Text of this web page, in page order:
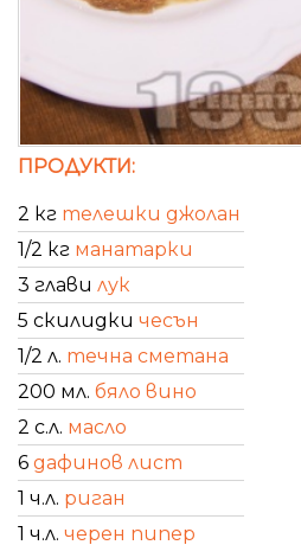
ПРОДУКТИ:
2 кг телешки джолан
1/2 кг манатарки
3 глави лук
5 скилидки чесън
1/2 л. течна сметана
200 мл. бяло вино
2 с.л. масло
6 дафинов лист
1 ч.л. риган
1 ч.л. черен пипер